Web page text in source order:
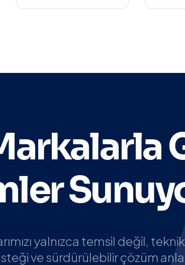
yalnızca temsil değil,
ve sürdürülebilir çözüm